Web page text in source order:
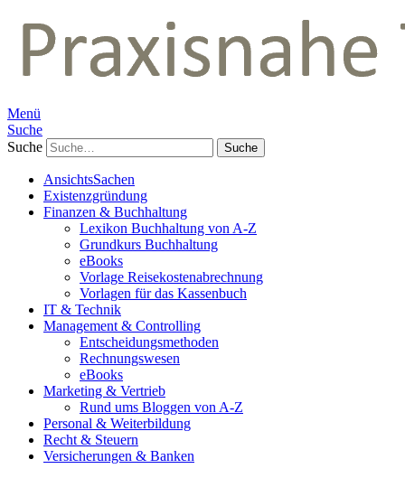
Menü
Suche
Suche
AnsichtsSachen
Existenzgründung
Finanzen & Buchhaltung
Lexikon Buchhaltung von A-Z
Grundkurs Buchhaltung
eBooks
Vorlage Reisekostenabrechnung
Vorlagen für das Kassenbuch
IT & Technik
Management & Controlling
Entscheidungsmethoden
Rechnungswesen
eBooks
Marketing & Vertrieb
Rund ums Bloggen von A-Z
Personal & Weiterbildung
Recht & Steuern
Versicherungen & Banken